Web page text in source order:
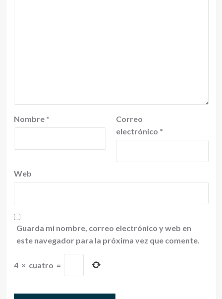
Nombre *
Correo
electrónico *
Web
Guarda mi nombre, correo electrónico y web en
este navegador para la próxima vez que comente.
4 × cuatro =